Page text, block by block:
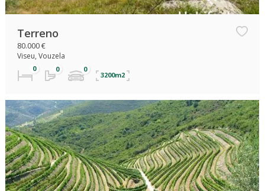
Terreno
80.000 €
Viseu, Vouzela
3200m2